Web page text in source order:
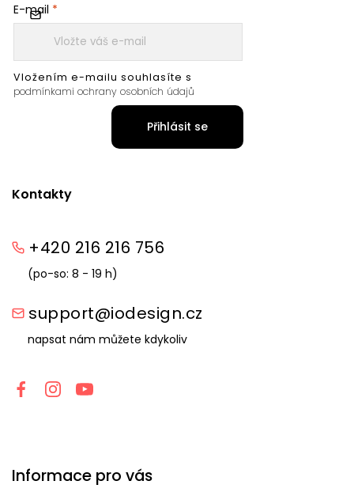
Kontakty
+420 216 216 756
(po-so: 8 - 19 h)
support@iodesign.cz
napsat nám můžete kdykoliv
Informace pro vás
E-mail
Vložením e-mailu souhlasíte s
podmínkami ochrany osobních údajů
Přihlásit se